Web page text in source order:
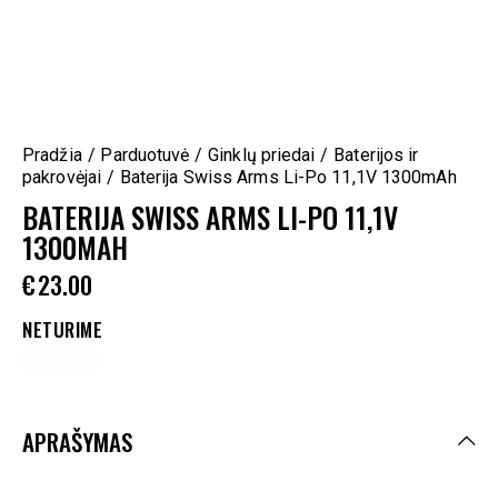
Pradžia Parduotuvė Ginklų priedai
Baterijos ir
pakrovėjai
Baterija Swiss Arms Li-Po 11,1V 1300mAh
BATERIJA SWISS ARMS LI-PO 11,1V
1300MAH
€23.00
NETURIME
APRAŠYMAS